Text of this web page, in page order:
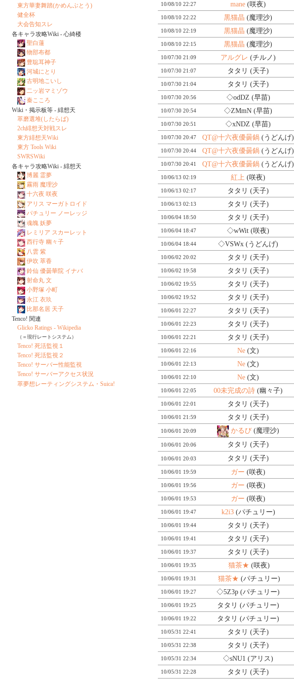
10/08/10 22:27 mane (咲夜)
10/08/10 22:22 黒猫晶 (魔理沙)
10/08/10 22:19 黒猫晶 (魔理沙)
10/08/10 22:15 黒猫晶 (魔理沙)
10/07/30 21:09 アルグレ (チルノ)
10/07/30 21:07 タタリ (天子)
10/07/30 21:04 タタリ (天子)
10/07/30 20:56 ◇odDZ (早苗)
10/07/30 20:54 ◇ZMmN (早苗)
10/07/30 20:51 ◇xNDZ (早苗)
10/07/30 20:47 QT@十六夜優曇鍋 (うどんげ)
10/07/30 20:44 QT@十六夜優曇鍋 (うどんげ)
10/07/30 20:41 QT@十六夜優曇鍋 (うどんげ)
10/06/13 02:19 紅上 (咲夜)
10/06/13 02:17 タタリ (天子)
10/06/13 02:13 タタリ (天子)
10/06/04 18:50 タタリ (天子)
10/06/04 18:47 ◇wWit (咲夜)
10/06/04 18:44 ◇VSWx (うどんげ)
10/06/02 20:02 タタリ (天子)
10/06/02 19:58 タタリ (天子)
10/06/02 19:55 タタリ (天子)
10/06/02 19:52 タタリ (天子)
10/06/01 22:27 タタリ (天子)
10/06/01 22:23 タタリ (天子)
10/06/01 22:21 タタリ (天子)
10/06/01 22:16 Ne (文)
10/06/01 22:13 Ne (文)
10/06/01 22:10 Ne (文)
10/06/01 22:05 00未完成の詩 (幽々子)
10/06/01 22:01 タタリ (天子)
10/06/01 21:59 タタリ (天子)
10/06/01 20:09 かるび (魔理沙)
10/06/01 20:06 タタリ (天子)
10/06/01 20:03 タタリ (天子)
10/06/01 19:59 ガー (咲夜)
10/06/01 19:56 ガー (咲夜)
10/06/01 19:53 ガー (咲夜)
10/06/01 19:47 k2i3(パチュリー)
10/06/01 19:44 タタリ (天子)
10/06/01 19:41 タタリ (天子)
10/06/01 19:37 タタリ (天子)
10/06/01 19:35 猫茶★ (咲夜)
10/06/01 19:31 猫茶★ (パチュリー)
10/06/01 19:27 ◇5Z3p (パチュリー)
10/06/01 19:25 タタリ (パチュリー)
10/06/01 19:22 タタリ (パチュリー)
10/05/31 22:41 タタリ (天子)
10/05/31 22:38 タタリ (天子)
10/05/31 22:34 ◇sNU1 (アリス)
10/05/31 22:28 タタリ (天子)
東方華妻舞踏(かめんぶとう)
健全杯
大会告知スレ
各キャラ攻略Wiki - 心綺楼
聖白蓮
物部布都
豊聡耳神子
河城にとり
古明地こいし
二ッ岩マミゾウ
秦こころ
Wiki・掲示板等 - 緋想天
萃磨選堆(したらば)
2ch緋想天対戦スレ
東方緋想天Wiki
東方 Tools Wiki
SWRSWiki
各キャラ攻略Wiki - 緋想天
博麗 霊夢
霧雨 魔理沙
十六夜 咲夜
アリス マーガトロイド
パチュリー ノーレッジ
魂魄 妖夢
レミリア スカーレット
西行寺 幽々子
八雲 紫
伊吹 萃香
鈴仙 優曇華院 イナバ
射命丸 文
小野塚 小町
永江 衣玖
比那名居 天子
Tenco! 関連
Glicko Ratings - Wikipedia
（＝現行レートシステム）
Tenco! 死活監視１
Tenco! 死活監視２
Tenco! サーバー性能監視
Tenco! サーバーアクセス状況
萃夢想レーティングシステム・Suica!